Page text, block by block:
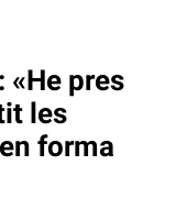
«He pres
les
forma